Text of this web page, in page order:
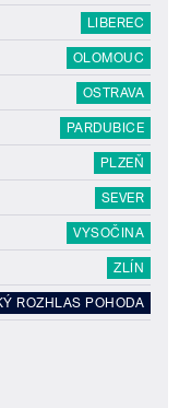
LIBEREC
OLOMOUC
OSTRAVA
PARDUBICE
PLZEŇ
SEVER
VYSOČINA
ZLÍN
ROZHLAS POHODA